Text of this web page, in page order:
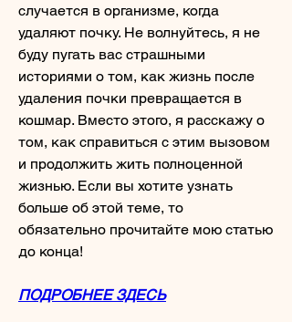
случается в организме, когда
удаляют почку. Не волнуйтесь, я не
буду пугать вас страшными
историями о том, как жизнь после
удаления почки превращается в
кошмар. Вместо этого, я расскажу о
том, как справиться с этим вызовом
и продолжить жить полноценной
жизнью. Если вы хотите узнать
больше об этой теме, то
обязательно прочитайте мою статью
до конца!
ПОДРОБНЕЕ ЗДЕСЬ